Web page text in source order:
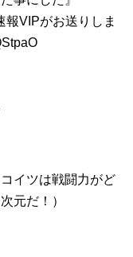
VIPがお送りしま
イツは戦闘力がど
元だ！）